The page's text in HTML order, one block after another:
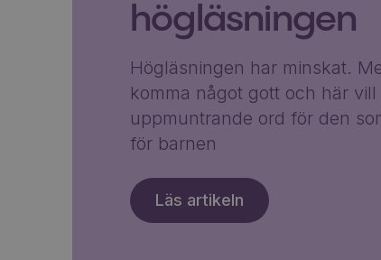
högläsningen
Högläsningen har minskat.
komma något gott och här
uppmuntrande ord för den
för barnen
Läs artikeln